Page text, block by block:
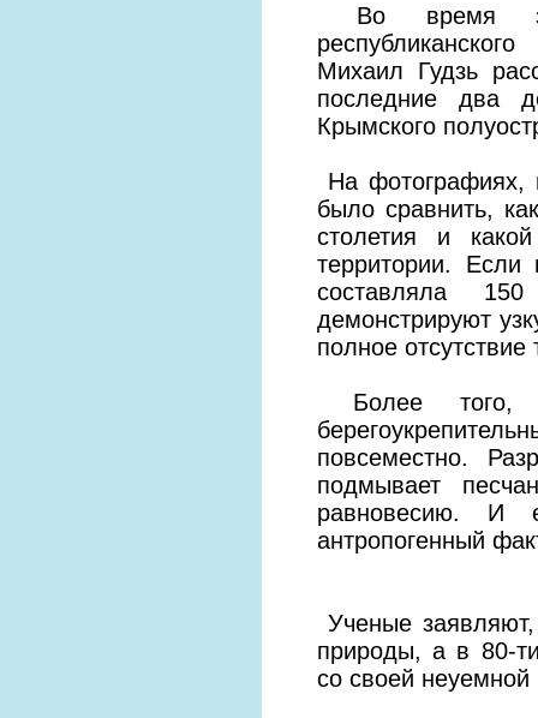
Во время
Михаил Гудзь
последние два
Крымского
На фотографиях,
было сравнить,
столетия и
территории.
составляла
демонстрируют
полное отсутствие
Более того,
повсеместно.
подмывает
равновесию. И
антропогенный
Ученые
природы, а в 80-
со своей неуемной